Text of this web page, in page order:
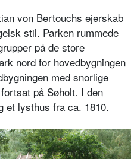
von Bertouchs ejerskab
stil. Parken rummede
på de store
nord for hovedbygningen
med snorlige
på Søholt. I den
et lysthus fra ca. 1810.